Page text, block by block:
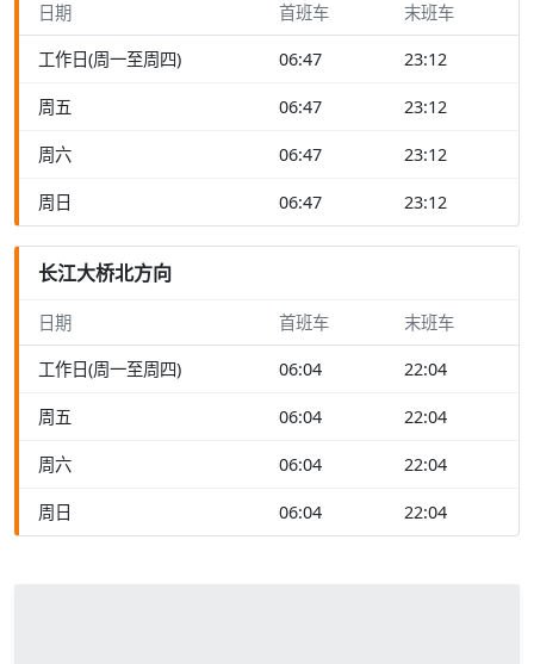
日期 首班车 末班车
工作日(周一至周四) 06:47 23:12
周五 06:47 23:12
周六 06:47 23:12
周日 06:47 23:12
长江大桥北方向
日期 首班车 末班车
工作日(周一至周四) 06:04 22:04
周五 06:04 22:04
周六 06:04 22:04
周日 06:04 22:04